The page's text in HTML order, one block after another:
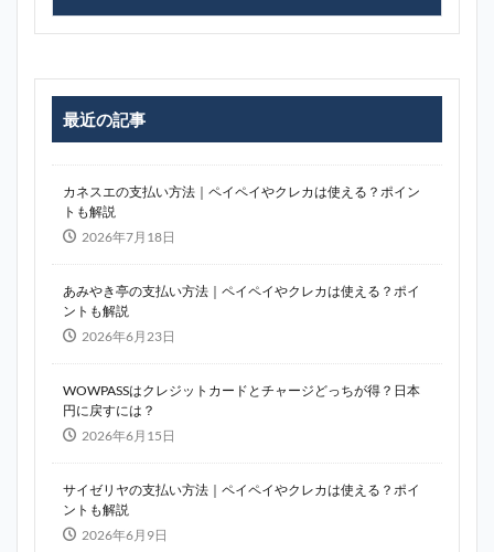
最近の記事
カネスエの支払い方法｜ペイペイやクレカは使える？ポイン
トも解説
2026年7月18日
あみやき亭の支払い方法｜ペイペイやクレカは使える？ポイ
ントも解説
2026年6月23日
WOWPASSはクレジットカードとチャージどっちが得？日本
円に戻すには？
2026年6月15日
サイゼリヤの支払い方法｜ペイペイやクレカは使える？ポイ
ントも解説
2026年6月9日